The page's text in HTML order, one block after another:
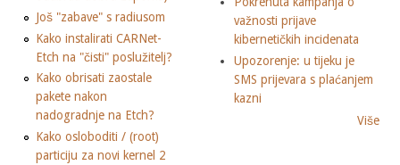
Još "zabave" s radiusom
Kako instalirati CARNet-
Etch na "čisti" poslužitelj?
Kako obrisati zaostale
pakete nakon
nadogradnje na Etch?
Kako osloboditi / (root)
particiju za novi kernel 2
važnosti prijave
kibernetičkih incidenata
Upozorenje: u tijeku je
SMS prijevara s plaćanjem
kazni
Više